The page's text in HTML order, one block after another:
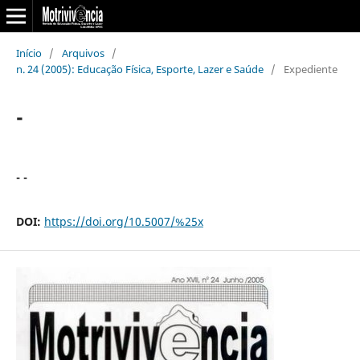
Início / Arquivos /
n. 24 (2005): Educação Física, Esporte, Lazer e Saúde / Expediente
-
- -
DOI: https://doi.org/10.5007/%25x